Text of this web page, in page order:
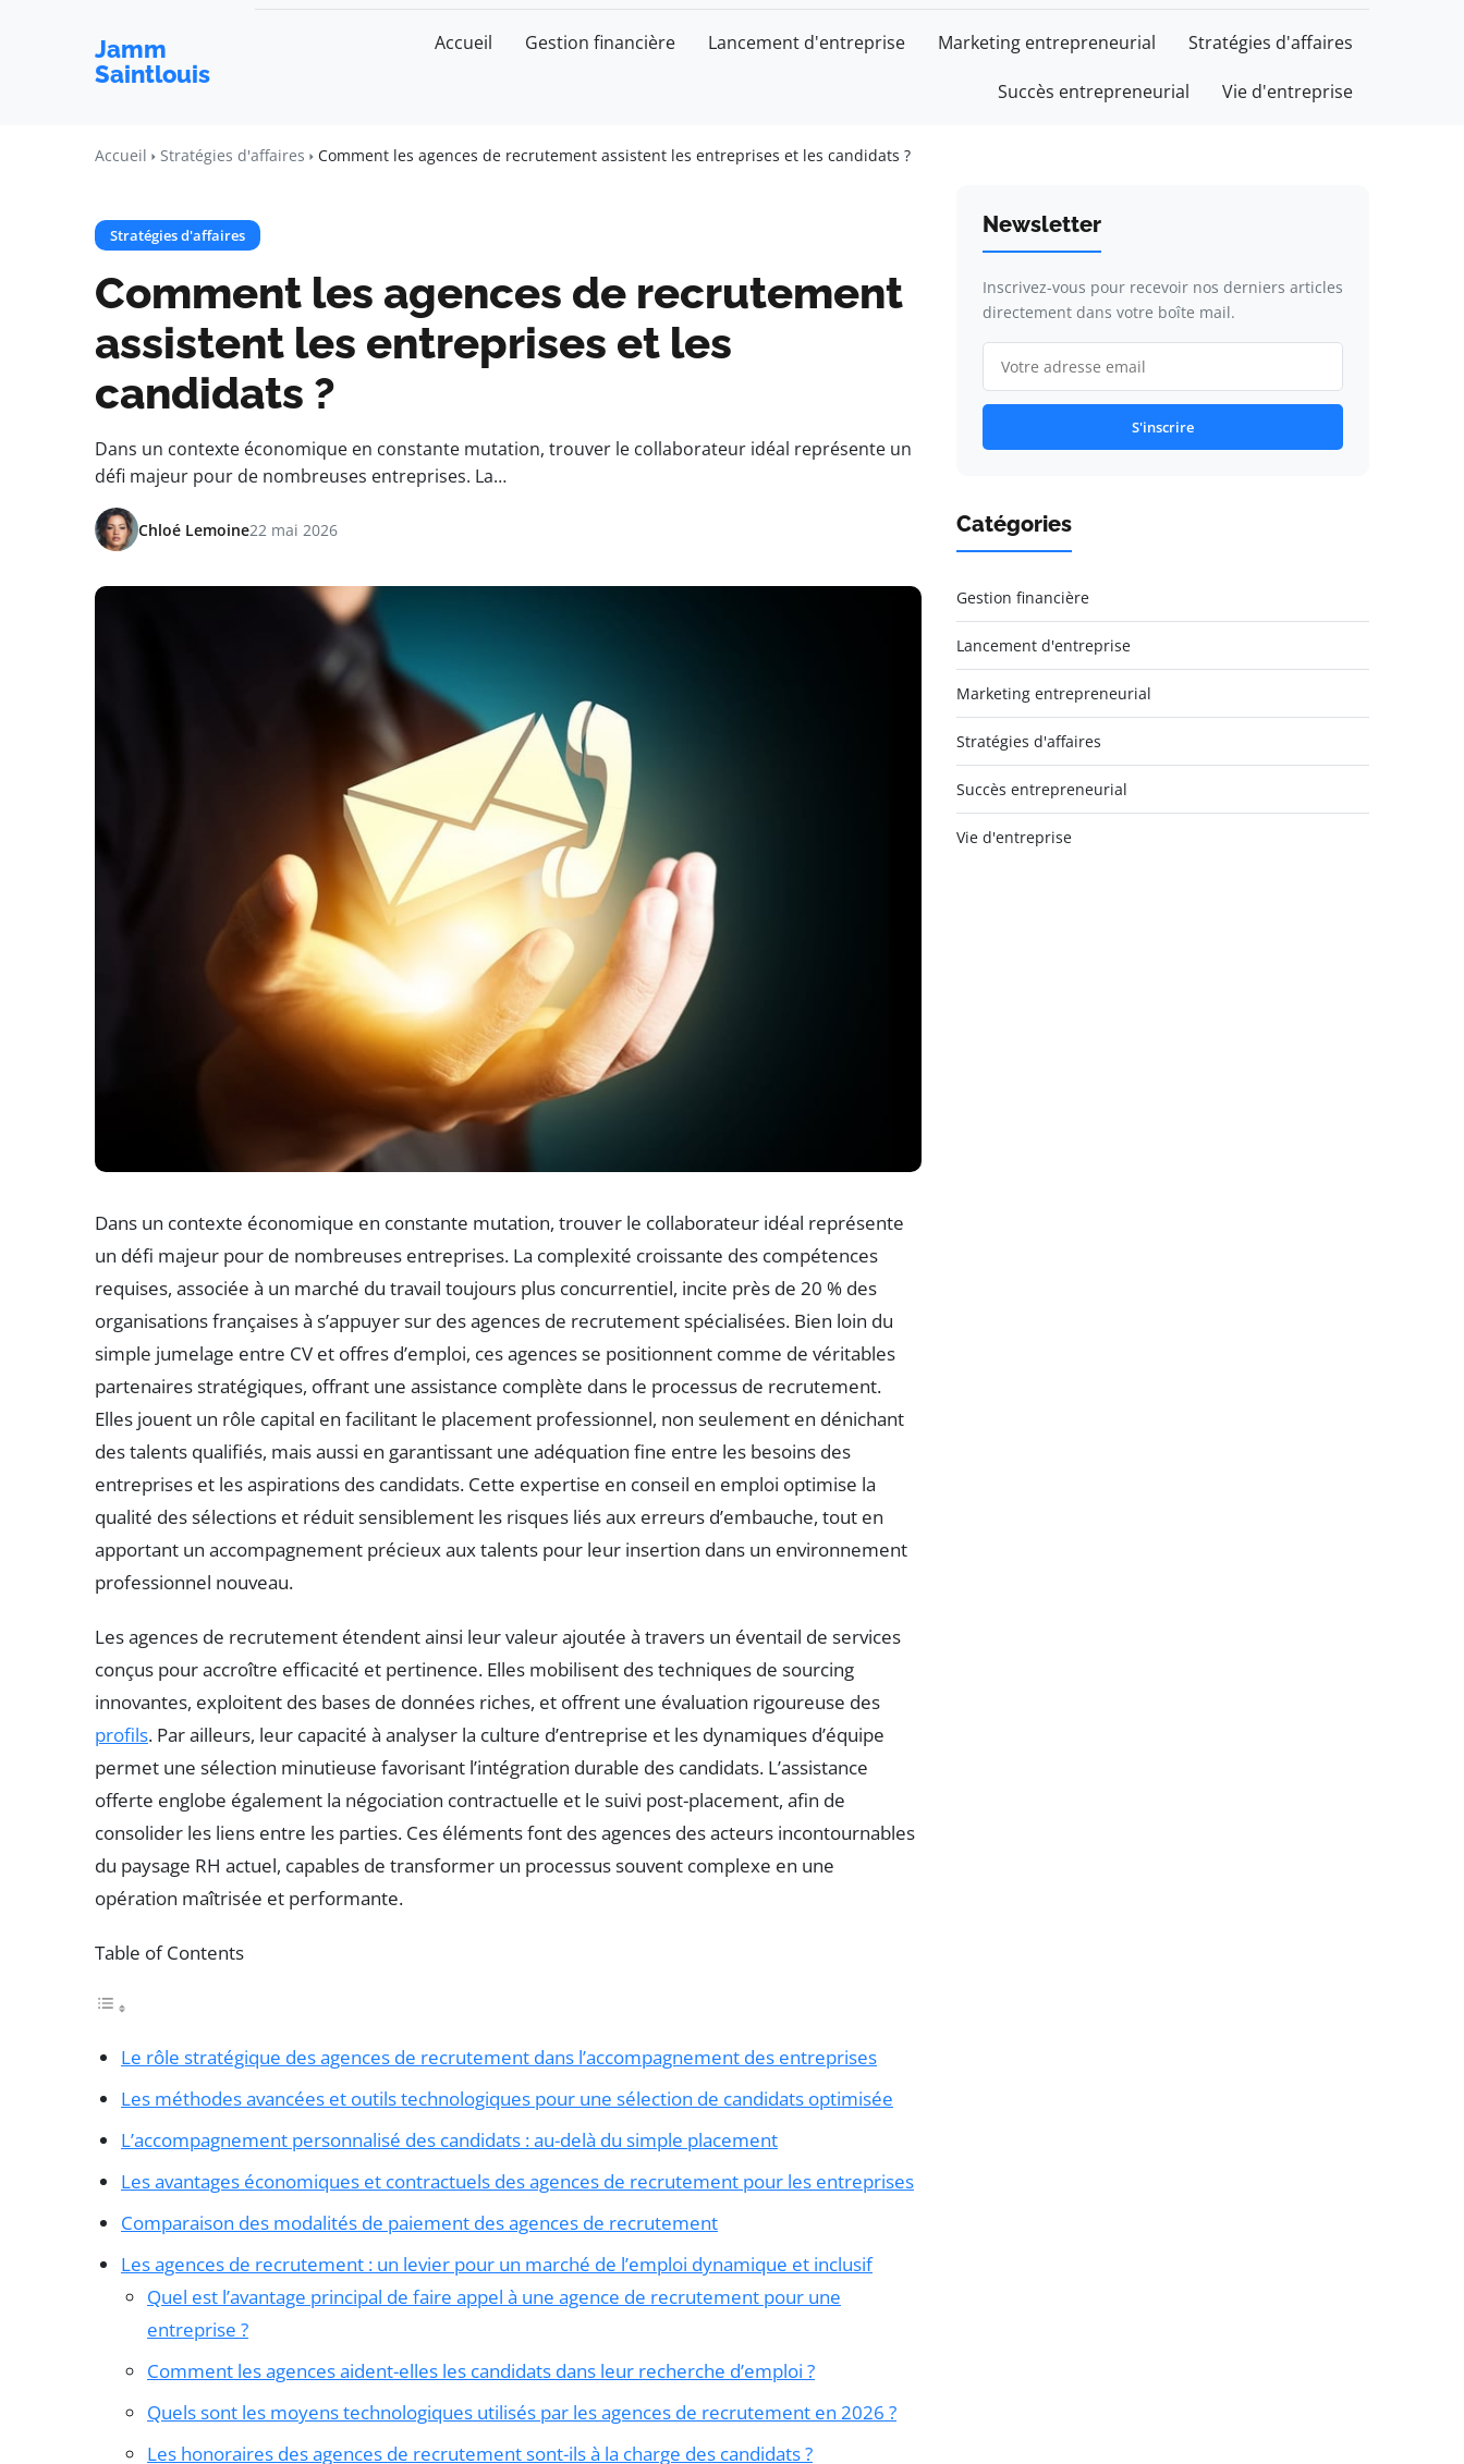
Jamm
Saintlouis
Accueil Gestion financière Lancement d'entreprise Marketing entrepreneurial Stratégies d'affaires
Succès entrepreneurial Vie d'entreprise
Accueil Stratégies d'affaires Comment les agences de recrutement assistent les entreprises et les candidats ?
Stratégies d'affaires
Comment les agences de recrutement
assistent les entreprises et les
candidats ?
Dans un contexte économique en constante mutation, trouver le collaborateur idéal représente un
défi majeur pour de nombreuses entreprises. La…
Chloé Lemoine22 mai 2026
Dans un contexte économique en constante mutation, trouver le collaborateur idéal représente
un défi majeur pour de nombreuses entreprises. La complexité croissante des compétences
requises, associée à un marché du travail toujours plus concurrentiel, incite près de 20 % des
organisations françaises à s’appuyer sur des agences de recrutement spécialisées. Bien loin du
simple jumelage entre CV et offres d’emploi, ces agences se positionnent comme de véritables
partenaires stratégiques, offrant une assistance complète dans le processus de recrutement.
Elles jouent un rôle capital en facilitant le placement professionnel, non seulement en dénichant
des talents qualifiés, mais aussi en garantissant une adéquation fine entre les besoins des
entreprises et les aspirations des candidats. Cette expertise en conseil en emploi optimise la
qualité des sélections et réduit sensiblement les risques liés aux erreurs d’embauche, tout en
apportant un accompagnement précieux aux talents pour leur insertion dans un environnement
professionnel nouveau.
Les agences de recrutement étendent ainsi leur valeur ajoutée à travers un éventail de services
conçus pour accroître efficacité et pertinence. Elles mobilisent des techniques de sourcing
innovantes, exploitent des bases de données riches, et offrent une évaluation rigoureuse des
profils. Par ailleurs, leur capacité à analyser la culture d’entreprise et les dynamiques d’équipe
permet une sélection minutieuse favorisant l’intégration durable des candidats. L’assistance
offerte englobe également la négociation contractuelle et le suivi post-placement, afin de
consolider les liens entre les parties. Ces éléments font des agences des acteurs incontournables
du paysage RH actuel, capables de transformer un processus souvent complexe en une
opération maîtrisée et performante.
Table of Contents
Le rôle stratégique des agences de recrutement dans l’accompagnement des entreprises
Les méthodes avancées et outils technologiques pour une sélection de candidats optimisée
L’accompagnement personnalisé des candidats : au-delà du simple placement
Les avantages économiques et contractuels des agences de recrutement pour les entreprises
Comparaison des modalités de paiement des agences de recrutement
Les agences de recrutement : un levier pour un marché de l’emploi dynamique et inclusif
Quel est l’avantage principal de faire appel à une agence de recrutement pour une
entreprise ?
Comment les agences aident-elles les candidats dans leur recherche d’emploi ?
Quels sont les moyens technologiques utilisés par les agences de recrutement en 2026 ?
Les honoraires des agences de recrutement sont-ils à la charge des candidats ?
Newsletter
Inscrivez-vous pour recevoir nos derniers articles
directement dans votre boîte mail.
S'inscrire
Catégories
Gestion financière
Lancement d'entreprise
Marketing entrepreneurial
Stratégies d'affaires
Succès entrepreneurial
Vie d'entreprise